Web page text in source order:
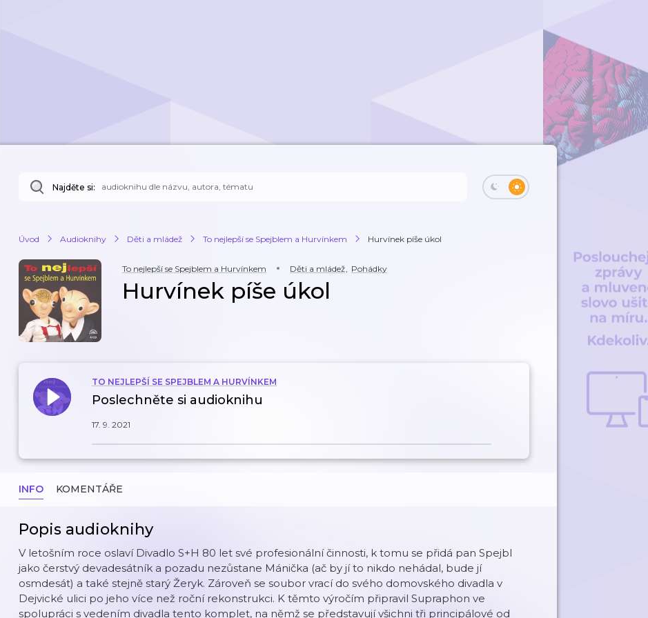
Najděte si:
Úvod Audioknihy Děti a mládež To nejlepší se Spejblem a Hurvínkem Hurvínek píše úkol
To nejlepší se Spejblem a Hurvínkem Děti a mládež, Pohádky
Hurvínek píše úkol
TO NEJLEPŠÍ SE SPEJBLEM A HURVÍNKEM
Poslechněte si audioknihu
17. 9. 2021
INFO KOMENTÁŘE
Popis audioknihy
V letošním roce oslaví Divadlo S+H 80 let své profesionální činnosti, k tomu se přidá pan Spejbl
jako čerstvý devadesátník a pozadu nezůstane Mánička (ač by jí to nikdo nehádal, bude jí
osmdesát) a také stejně starý Žeryk. Zároveň se soubor vrací do svého domovského divadla v
Dejvické ulici po jeho více než roční rekonstrukci. K těmto výročím připravil Supraphon ve
spolupráci s vedením divadla tento komplet, na němž se představují všichni tři principálové od